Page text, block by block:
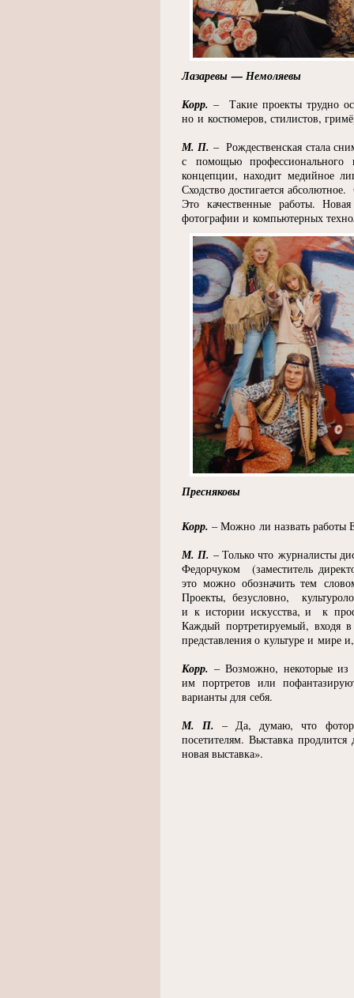
Лазаревы — Немоляевы
Корр. – Такие проекты трудно
но и костюмеров, стилистов,
М. П. – Рождественская стала
с помощью
концепции, находит медийное
Сходство достигается
Это качественные работы.
фотографии и компьютерных
Пресняковы
Корр. – Можно ли назвать работы
М. П. – Только что журналисты
Федорчуком
(заместитель
это можно обозначить тем
Проекты, безусловно,
и к истории искусства, и к
Каждый портретируемый, входя
представления о культуре и мире
Корр. – Возможно, некоторые
им портретов или
варианты для себя.
М. П. – Да, думаю, что
посетителям. Выставка
новая выставка».